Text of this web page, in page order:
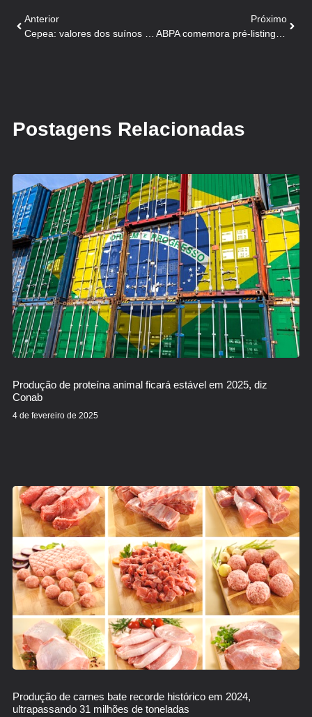
Anterior
Próximo
Postagens Relacionadas
Produção de proteína animal ficará estável em 2025, diz
Conab
4 de fevereiro de 2025
Produção de carnes bate recorde histórico em 2024,
ultrapassando 31 milhões de toneladas